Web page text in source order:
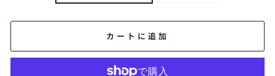
カートに追加